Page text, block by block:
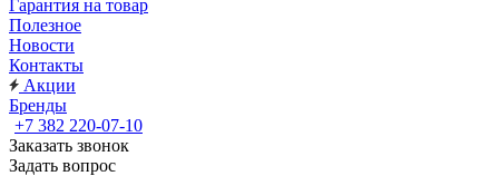
Гарантия на товар
Полезное
Новости
Контакты
Акции
Бренды
+7 382 220-07-10
Заказать звонок
Задать вопрос